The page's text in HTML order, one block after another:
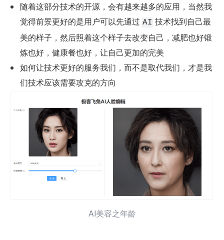
随着这部分技术的开源，会有越来越多的应用，当然我
觉得前景更好的是用户可以先通过 AI 技术找到自己最
美的样子，然后照着这个样子去改变自己，减肥也好锻
炼也好，健康餐也好，让自己更加的完美
如何让技术更好的服务我们，而不是取代我们，才是我
们技术应该需要攻克的方向
AI美容之年龄